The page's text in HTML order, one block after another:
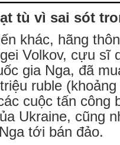
tù vì sai sót
khác, hãng
Volkov, cựu sĩ
gia Nga, đã
ruble
cuộc tấn công
Ukraine, cũng
tới bán đảo.